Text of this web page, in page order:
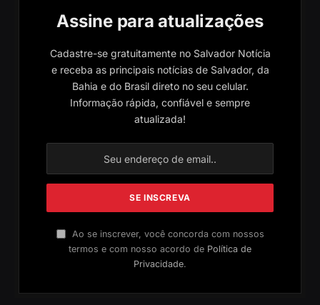
Assine para atualizações
Cadastre-se gratuitamente no Salvador Notícia
e receba as principais notícias de Salvador, da
Bahia e do Brasil direto no seu celular.
Informação rápida, confiável e sempre
atualizada!
Ao se inscrever, você concorda com nossos
termos e com nosso acordo de Política de
Privacidade.